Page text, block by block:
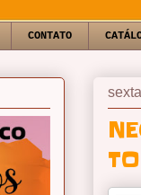
CONTATO